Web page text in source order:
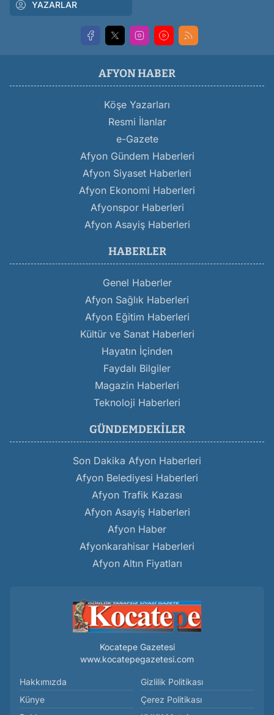
YAZARLAR
AFYON HABER
Köşe Yazarları
Resmi İlanlar
e-Gazete
Afyon Gündem Haberleri
Afyon Siyaset Haberleri
Afyon Ekonomi Haberleri
Afyonspor Haberleri
Afyon Asayiş Haberleri
HABERLER
Genel Haberler
Afyon Sağlık Haberleri
Afyon Eğitim Haberleri
Kültür ve Sanat Haberleri
Hayatın İçinden
Faydalı Bilgiler
Magazin Haberleri
Teknoloji Haberleri
GÜNDEMDEKILER
Son Dakika Afyon Haberleri
Afyon Belediyesi Haberleri
Afyon Trafik Kazası
Afyon Asayiş Haberleri
Afyon Haber
Afyonkarahisar Haberleri
Afyon Altın Fiyatları
Kocatepe Gazetesi
www.kocatepegazetesi.com
Hakkımızda
Künye
Gizlilik Politikası
Çerez Politikası